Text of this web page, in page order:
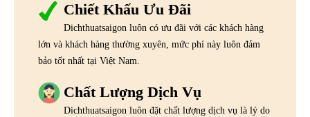
Chiết Khấu Ưu Đãi
Dichthuatsaigon luôn có ưu đãi với các khách hàng
lớn và khách hàng thường xuyên, mức phí này luôn đảm
bảo tốt nhất tại Việt Nam.
Chất Lượng Dịch Vụ
Dichthuatsaigon luôn đặt chất lượng dịch vụ là lý do